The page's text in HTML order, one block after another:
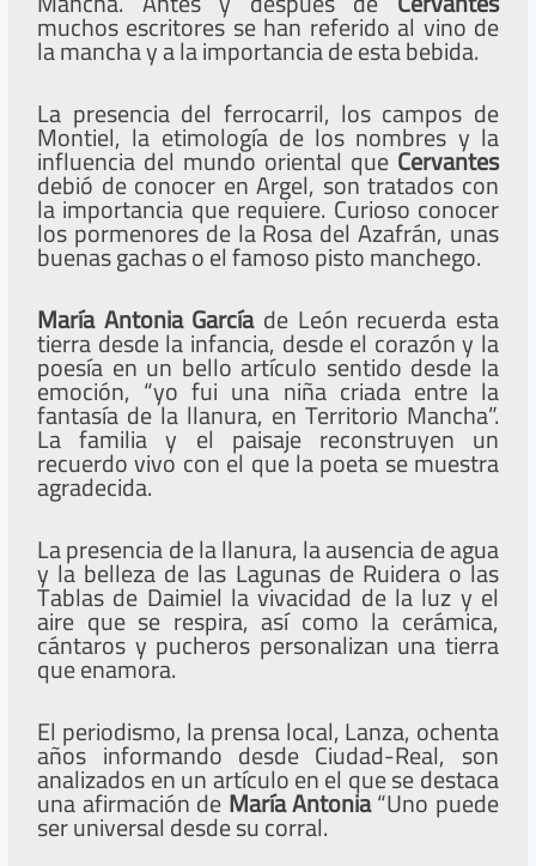
muchos escritores se han referido al vino de
la mancha y a la importancia de esta bebida.
La presencia del ferrocarril, los campos de
Montiel, la etimología de los nombres y la
influencia del mundo oriental queCervantes
debió de conocer en Argel, son tratados con
la importancia que requiere. Curioso conocer
los pormenores de la Rosa del Azafrán, unas
buenas gachas o el famoso pisto manchego.
María Antonia Garcíade León recuerda esta
tierra desde la infancia, desde el corazón y la
poesía en un bello artículo sentido desde la
emoción, “yo fui una niña criada entre la
fantasía de la llanura, en Territorio Mancha”.
La familia y el paisaje reconstruyen un
recuerdo vivo con el que la poeta se muestra
agradecida.
La presencia de la llanura, la ausencia de agua
y la belleza de las Lagunas de Ruidera o las
Tablas de Daimiel la vivacidad de la luz y el
aire que se respira, así como la cerámica,
cántaros y pucheros personalizan una tierra
que enamora.
El periodismo, la prensa local, Lanza, ochenta
años informando desde Ciudad-Real, son
analizados en un artículo en el que se destaca
una afirmación deMaríaAntonia“Uno puede
ser universal desde su corral.